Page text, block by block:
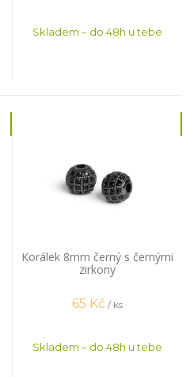
Skladem – do 48h u tebe
Korálek 8mm černý s černými
zirkony
65 Kč / ks
Skladem – do 48h u tebe